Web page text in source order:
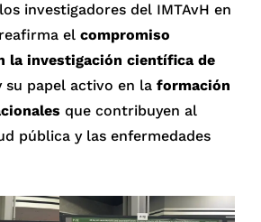
investigadores del IMTAvH en
reafirma elcompromiso
la investigación científica de
su papel activo en laformación
que contribuyen al
pública y las enfermedades